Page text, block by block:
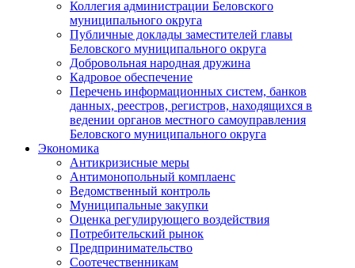
Коллегия администрации Беловского
муниципального округа
Публичные доклады заместителей главы
Беловского муниципального округа
Добровольная народная дружина
Кадровое обеспечение
Перечень информационных систем, банков
данных, реестров, регистров, находящихся в
ведении органов местного самоуправления
Беловского муниципального округа
Экономика
Антикризисные меры
Антимонопольный комплаенс
Ведомственный контроль
Муниципальные закупки
Оценка регулирующего воздействия
Потребительский рынок
Предпринимательство
Соотечественникам